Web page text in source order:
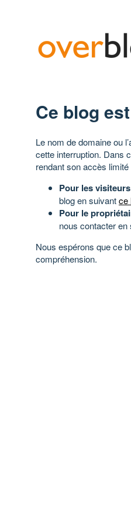
Ce blog
Le nom de domaine ou
cette interruption. Dans
rendant son accès limité
Pour les visiteurs
blog en suivantce
Pour le
nous contacter en
Nous espérons que ce
compréhension.